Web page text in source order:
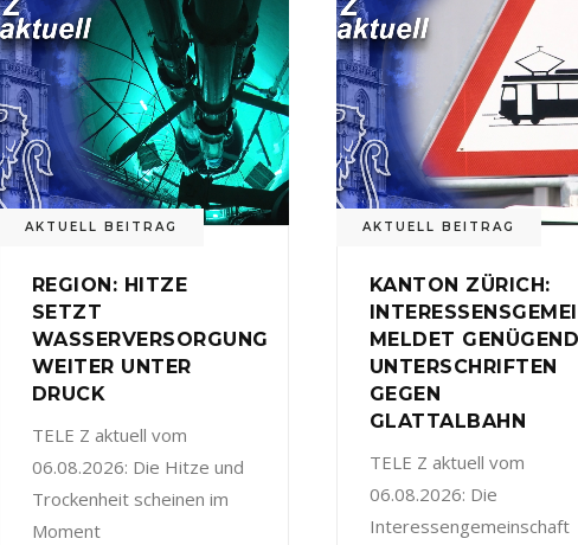
AKTUELL BEITRAG
REGION: HITZE
SETZT
WASSERVERSORGUNG
WEITER UNTER
DRUCK
TELE Z aktuell vom
06.08.2026: Die Hitze und
Trockenheit scheinen im
Moment
AKTUELL BEITRAG
KANTON ZÜRICH:
MELDET
UNTERSCHRIFTEN
GEGEN
GLATTALBAHN
TELE Z aktuell vom
06.08.2026: Die
Interessengemeinschaft